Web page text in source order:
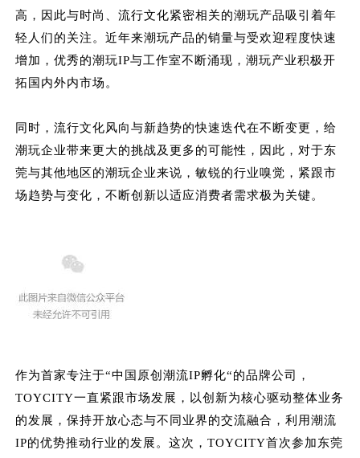
高，因此与时尚、流行文化紧密相关的潮玩产品吸引着年
轻人们的关注。近年来潮玩产品的销量与受欢迎程度快速
增加，优秀的潮玩IP与工作室不断涌现，潮玩产业积极开
拓国内外内市场。
同时，流行文化风向与新趋势的快速迭代在不断变更，给
潮玩企业带来更大的挑战及更多的可能性，因此，对于东
莞与其他地区的潮玩企业来说，敏锐的行业嗅觉，紧跟市
场趋势与变化，不断创新以适应消费者需求极为关键。
作为首家专注于“中国原创潮流IP孵化“的品牌公司，
TOYCITY一直紧跟市场发展，以创新为核心驱动整体业务
的发展，保持开放心态与不同业界的交流融合，利用潮流
IP的优势推动行业的发展。这次，TOYCITY首次参加东莞